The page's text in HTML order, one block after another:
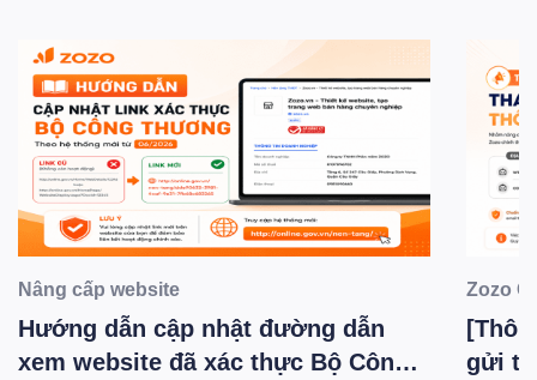
Nâng cấp website
Hướng dẫn cập nhật đường dẫn
xem website đã xác thực Bộ Công
Zozo
gửi